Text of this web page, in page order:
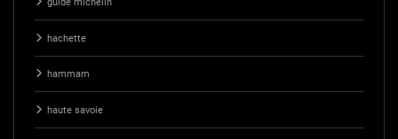
guide michelin
hachette
hammam
haute savoie